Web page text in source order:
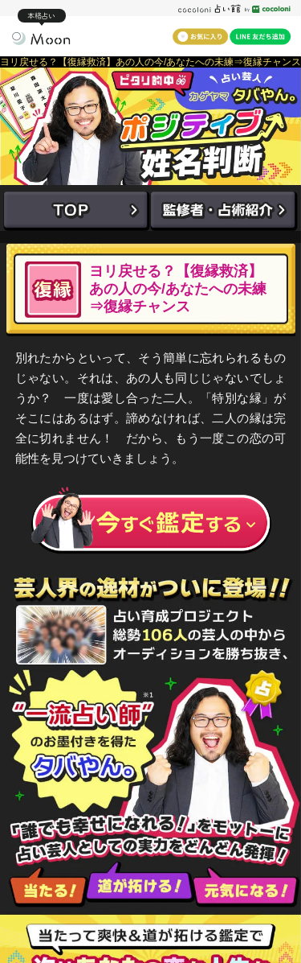
本格占い
ヨリ戻せる？【復縁救済】あの人の今/あなたへの未練⇒復縁チャンス
ヨリ戻せる？【復縁救済】
あの人の今/あなたへの未練
⇒復縁チャンス
別れたからといって、そう簡単に忘れられるもの
じゃない。それは、あの人も同じじゃないでしょ
うか？ 一度は愛し合った二人。「特別な縁」が
そこにはあるはず。諦めなければ、二人の縁は完
全に切れません！ だから、もう一度この恋の可
能性を見つけていきましょう。